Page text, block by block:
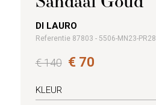
DI LAURO
Referentie 87803 - 5506-MN23-PR28
€ 140 € 70
KLEUR